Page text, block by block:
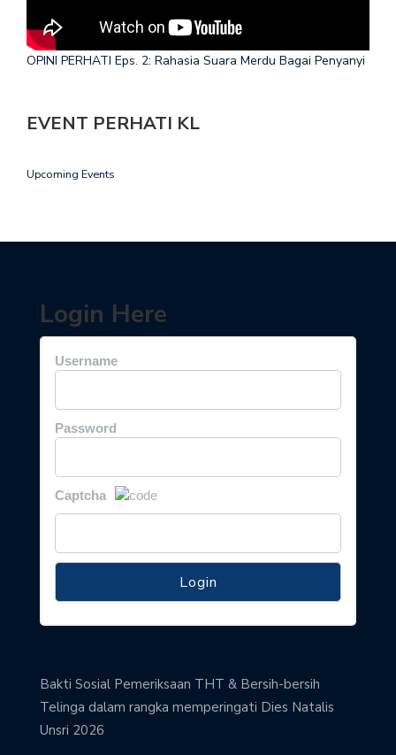
OPINI PERHATI Eps. 2: Rahasia Suara Merdu Bagai Penyanyi
EVENT PERHATI KL
Upcoming Events
Login Here
Username
Password
Captcha
Bakti Sosial Pemeriksaan THT & Bersih-bersih
Telinga dalam rangka memperingati Dies Natalis
Unsri 2026